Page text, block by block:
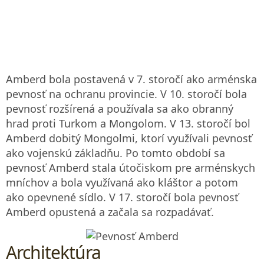
Amberd bola postavená v 7. storočí ako arménska
pevnosť na ochranu provincie. V 10. storočí bola
pevnosť rozšírená a používala sa ako obranný
hrad proti Turkom a Mongolom. V 13. storočí bol
Amberd dobitý Mongolmi, ktorí využívali pevnosť
ako vojenskú základňu. Po tomto období sa
pevnosť Amberd stala útočiskom pre arménskych
mníchov a bola využívaná ako kláštor a potom
ako opevnené sídlo. V 17. storočí bola pevnosť
Amberd opustená a začala sa rozpadávať.
Architektúra